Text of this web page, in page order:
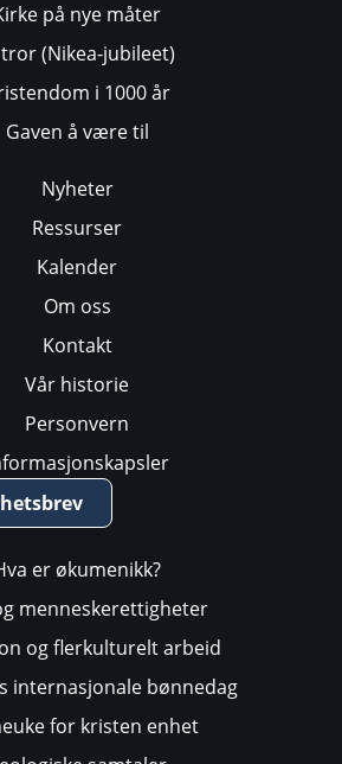
på nye måter
(Nikea-jubileet)
i 1000 år
Gaven å være til
Nyheter
Ressurser
Kalender
Om oss
Kontakt
Vår historie
Personvern
er økumenikk?
menneskerettigheter
og flerkulturelt arbeid
internasjonale bønnedag
for kristen enhet